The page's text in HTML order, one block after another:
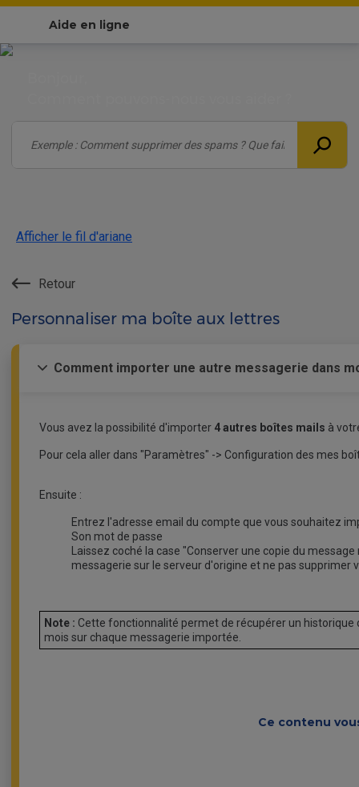
Aide en ligne
Afficher le fil d'ariane
Retour
Personnaliser ma boîte aux lettres
Comment importer une autre messagerie dans
Vous avez la possibilité d'importer 4 autres boîtes mails à
Pour cela aller dans "Paramètres" -> Configuration des mes
Ensuite :
Entrez l'adresse email du compte que vous souhaitez
Son mot de passe
Laissez coché la case "Conserver une copie du
messagerie sur le serveur d'origine et ne pas supprimer
Note : Cette fonctionnalité permet de récupérer un historique
mois sur chaque messagerie importée.
Ce contenu